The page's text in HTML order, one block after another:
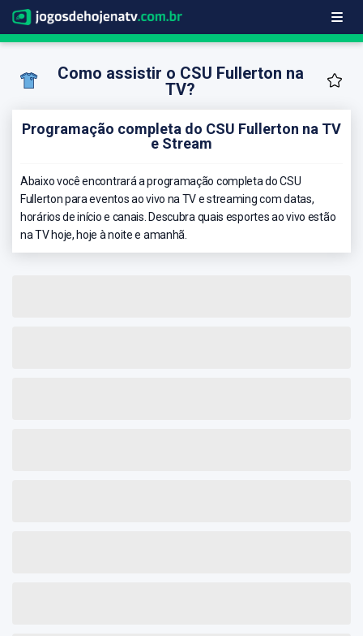
Como assistir o CSU Fullerton na
TV?
Programação completa do CSU Fullerton na TV
e Stream
Abaixo você encontrará a programação completa do CSU
Fullerton para eventos ao vivo na TV e streaming com datas,
horários de início e canais. Descubra quais esportes ao vivo estão
na TV hoje, hoje à noite e amanhã.